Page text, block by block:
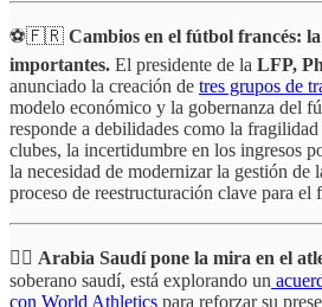
⚽🇫🇷 Cambios en el fútbol francés:
importantes. El presidente de la LFP,
anunciado la creación de tres grupos de
modelo económico y la gobernanza del
responde a debilidades como la
clubes, la incertidumbre en los ingresos
la necesidad de modernizar la gestión de
proceso de reestructuración clave para el
🏃‍♂️ Arabia Saudí pone la mira en el
soberano saudí, está explorando un
con World Athletics para reforzar su